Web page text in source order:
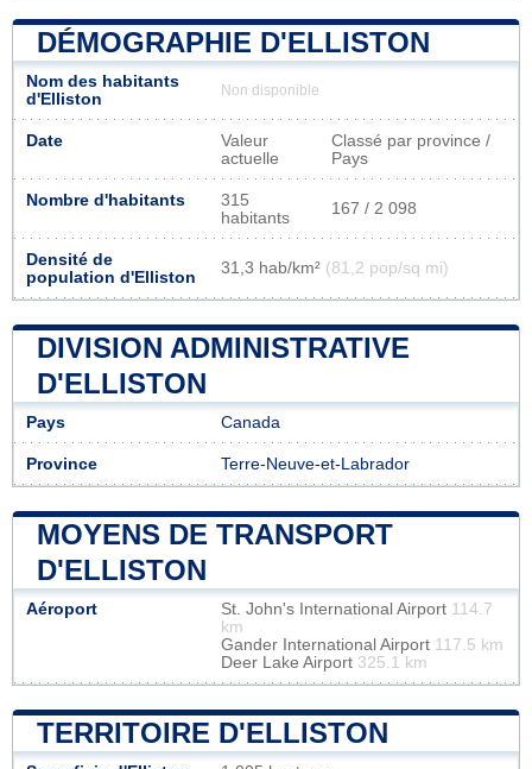
DÉMOGRAPHIE D'ELLISTON
Nom des habitants
d'Elliston
Non disponible
Date
Valeur
actuelle
Classé par province /
Pays
Nombre d'habitants
315
habitants
167 / 2 098
Densité de
population d'Elliston
31,3 hab/km² (81,2 pop/sq mi)
DIVISION ADMINISTRATIVE
D'ELLISTON
Pays Canada
Province Terre-Neuve-et-Labrador
MOYENS DE TRANSPORT
D'ELLISTON
Aéroport St. John's International Airport 114.7
km
Gander International Airport 117.5 km
Deer Lake Airport 325.1 km
TERRITOIRE D'ELLISTON